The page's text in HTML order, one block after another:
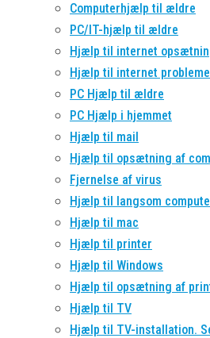
Computerhjælp til ældre
PC/IT-hjælp til ældre
Hjælp til internet
Hjælp til internet
PC Hjælp til ældre
PC Hjælp i hjemmet
Hjælp til mail
Hjælp til opsætning af
Fjernelse af virus
Hjælp til langsom
Hjælp til mac
Hjælp til printer
Hjælp til Windows
Hjælp til opsætning af
Hjælp til TV
Hjælp til TV-installation.